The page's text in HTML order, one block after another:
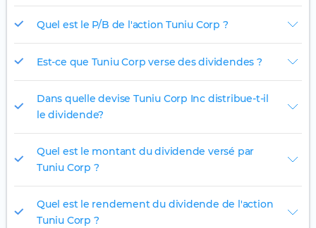
Quel est le P/B de l'action Tuniu Corp ?
Est-ce que Tuniu Corp verse des dividendes ?
Dans quelle devise Tuniu Corp Inc distribue-t-il
le dividende?
Quel est le montant du dividende versé par
Tuniu Corp ?
Quel est le rendement du dividende de l'action
Tuniu Corp ?